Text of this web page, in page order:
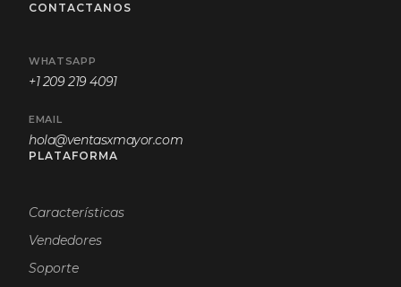
CONTACTANOS
WHATSAPP
+1 209 219 4091
EMAIL
hola@ventasxmayor.com
PLATAFORMA
Características
Vendedores
Soporte